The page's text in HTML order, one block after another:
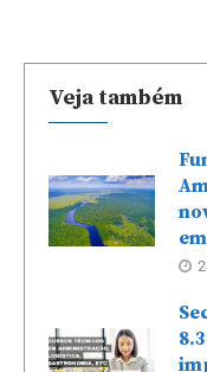
Veja também